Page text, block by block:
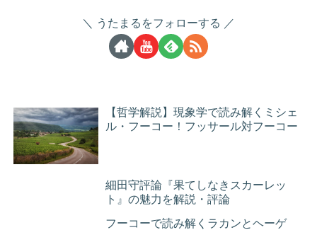
うたまるをフォローする
【哲学解説】現象学で読み解くミシェ
ル・フーコー！フッサール対フーコー
細田守評論『果てしなきスカーレッ
ト』の魅力を解説・評論
フーコーで読み解くラカンとヘーゲ